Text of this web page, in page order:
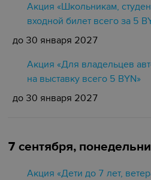
Акция «Школьникам,
входной билет всего за 5
до 30 января 2027
Акция «Для владельцев
на выставку всего 5 BYN»
до 30 января 2027
7 сентября,
Акция «Дети до 7 лет,